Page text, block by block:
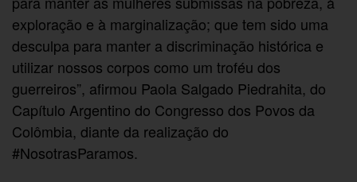
exploração e à marginalização; que tem sido uma
desculpa para manter a discriminação histórica e
utilizar nossos corpos como um troféu dos
guerreiros”, afirmou Paola Salgado Piedrahita, do
Capítulo Argentino do Congresso dos Povos da
Colômbia, diante da realização do
#NosotrasParamos.